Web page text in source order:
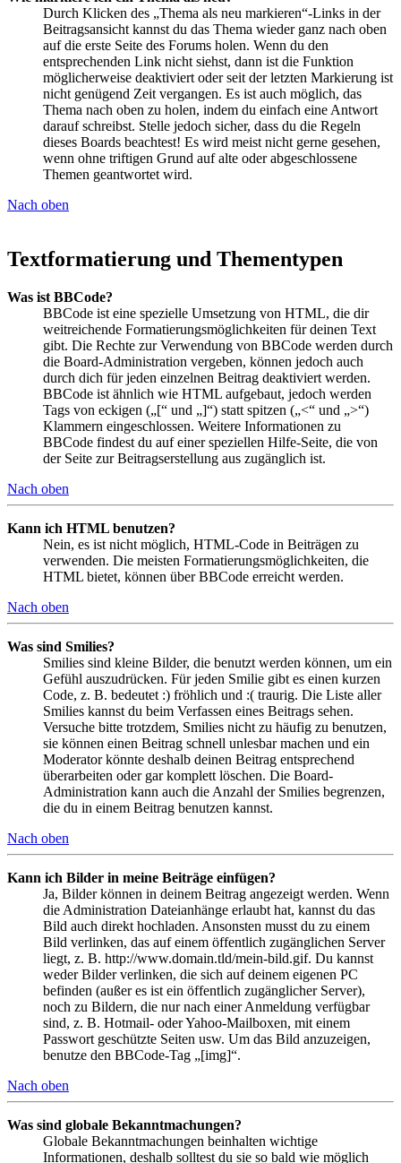
Durch Klicken des „Thema als neu markieren“-Links in der
Beitragsansicht kannst du das Thema wieder ganz nach oben
auf die erste Seite des Forums holen. Wenn du den
entsprechenden Link nicht siehst, dann ist die Funktion
möglicherweise deaktiviert oder seit der letzten Markierung ist
nicht genügend Zeit vergangen. Es ist auch möglich, das
Thema nach oben zu holen, indem du einfach eine Antwort
darauf schreibst. Stelle jedoch sicher, dass du die Regeln
dieses Boards beachtest! Es wird meist nicht gerne gesehen,
wenn ohne triftigen Grund auf alte oder abgeschlossene
Themen geantwortet wird.
Nach oben
Textformatierung und Thementypen
Was ist BBCode?
BBCode ist eine spezielle Umsetzung von HTML, die dir
weitreichende Formatierungsmöglichkeiten für deinen Text
gibt. Die Rechte zur Verwendung von BBCode werden durch
die Board-Administration vergeben, können jedoch auch
durch dich für jeden einzelnen Beitrag deaktiviert werden.
BBCode ist ähnlich wie HTML aufgebaut, jedoch werden
Tags von eckigen („[“ und „]“) statt spitzen („<“ und „>“)
Klammern eingeschlossen. Weitere Informationen zu
BBCode findest du auf einer speziellen Hilfe-Seite, die von
der Seite zur Beitragserstellung aus zugänglich ist.
Nach oben
Kann ich HTML benutzen?
Nein, es ist nicht möglich, HTML-Code in Beiträgen zu
verwenden. Die meisten Formatierungsmöglichkeiten, die
HTML bietet, können über BBCode erreicht werden.
Nach oben
Was sind Smilies?
Smilies sind kleine Bilder, die benutzt werden können, um ein
Gefühl auszudrücken. Für jeden Smilie gibt es einen kurzen
Code, z. B. bedeutet :) fröhlich und :( traurig. Die Liste aller
Smilies kannst du beim Verfassen eines Beitrags sehen.
Versuche bitte trotzdem, Smilies nicht zu häufig zu benutzen,
sie können einen Beitrag schnell unlesbar machen und ein
Moderator könnte deshalb deinen Beitrag entsprechend
überarbeiten oder gar komplett löschen. Die Board-
Administration kann auch die Anzahl der Smilies begrenzen,
die du in einem Beitrag benutzen kannst.
Nach oben
Kann ich Bilder in meine Beiträge einfügen?
Ja, Bilder können in deinem Beitrag angezeigt werden. Wenn
die Administration Dateianhänge erlaubt hat, kannst du das
Bild auch direkt hochladen. Ansonsten musst du zu einem
Bild verlinken, das auf einem öffentlich zugänglichen Server
liegt, z. B. http://www.domain.tld/mein-bild.gif. Du kannst
weder Bilder verlinken, die sich auf deinem eigenen PC
befinden (außer es ist ein öffentlich zugänglicher Server),
noch zu Bildern, die nur nach einer Anmeldung verfügbar
sind, z. B. Hotmail- oder Yahoo-Mailboxen, mit einem
Passwort geschützte Seiten usw. Um das Bild anzuzeigen,
benutze den BBCode-Tag „[img]“.
Nach oben
Was sind globale Bekanntmachungen?
Globale Bekanntmachungen beinhalten wichtige
Informationen, deshalb solltest du sie so bald wie möglich